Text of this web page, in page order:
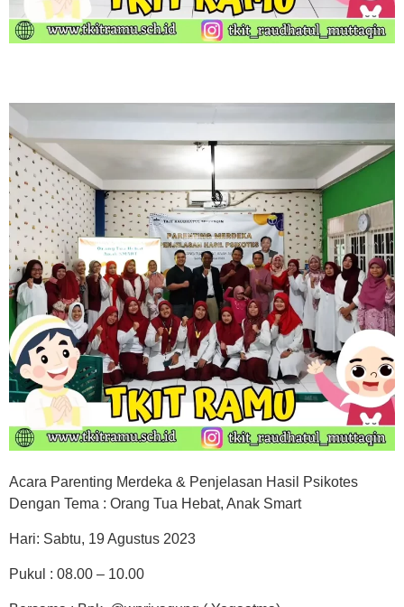
Acara Parenting Merdeka & Penjelasan Hasil Psikotes
Dengan Tema : Orang Tua Hebat, Anak Smart
Hari: Sabtu, 19 Agustus 2023
Pukul : 08.00 – 10.00